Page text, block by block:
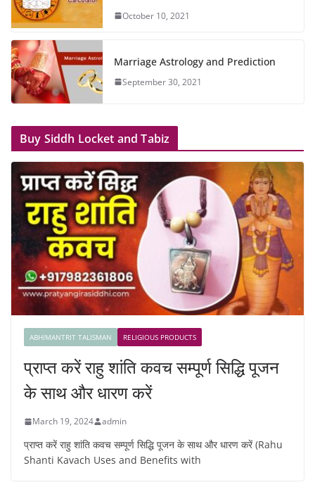
October 10, 2021
Marriage Astrology and Prediction
September 30, 2021
Buy Siddh Locket and Tabiz
ABHIMANTRIT TALISMAN RELIGIOUS PRODUCTS
प्राप्त करें राहु शांति कवच सम्पूर्ण सिद्धि पूजन
के साथ और धारण करें
March 19, 2024 admin
प्राप्त करें राहु शांति कवच सम्पूर्ण सिद्धि पूजन के साथ और धारण करें (Rahu
Shanti Kavach Uses and Benefits with